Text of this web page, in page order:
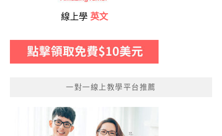
線上學 英文
一對一線上教學平台推薦